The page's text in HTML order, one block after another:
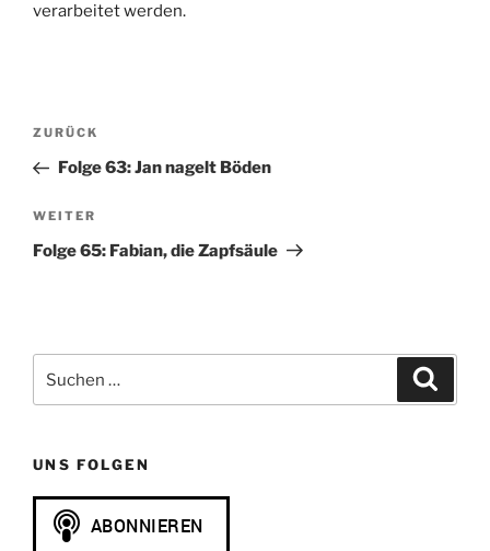
verarbeitet werden.
Beitragsnavigation
Vorheriger
Beitrag
ZURÜCK
Folge 63: Jan nagelt Böden
Nächster
Beitrag
WEITER
Folge 65: Fabian, die Zapfsäule
nach:
UNS FOLGEN